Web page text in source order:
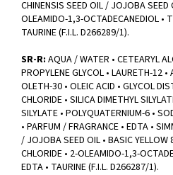
CHINENSIS SEED OIL / JOJOBA SEED
OLEAMIDO-1,3-OCTADECANEDIOL •
TAURINE (F.I.L. D266289/1).
SR-R: AQUA / WATER • CETEARYL
PROPYLENE GLYCOL • LAURETH-12 •
OLETH-30 • OLEIC ACID • GLYCOL
CHLORIDE • SILICA DIMETHYL
SILYLATE • POLYQUATERNIUM-6 •
• PARFUM / FRAGRANCE • EDTA •
/ JOJOBA SEED OIL • BASIC YELLOW
CHLORIDE • 2-OLEAMIDO-1,3-
EDTA • TAURINE (F.I.L. D266287/1).